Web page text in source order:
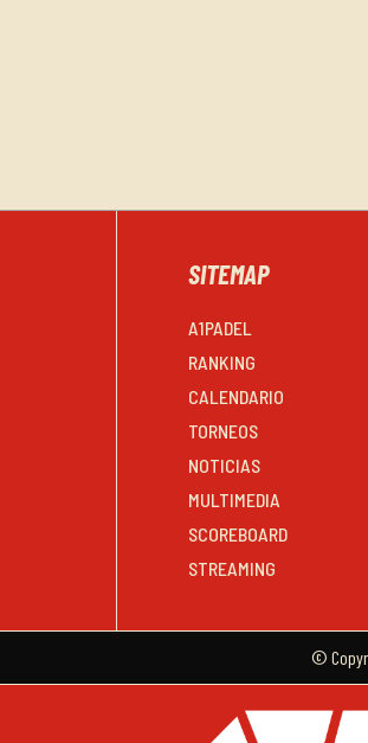
SITEMAP
A1PADEL
RANKING
CALENDARIO
TORNEOS
NOTICIAS
MULTIMEDIA
SCOREBOARD
STREAMING
©